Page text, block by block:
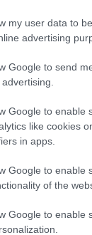
my user data to
advertising
Google to send
Google to enable
like cookies
in apps.
Google to enable
of the
Google to enable
felújított
erős
lát el
ThinkPad P50
amely
AI | Artificial